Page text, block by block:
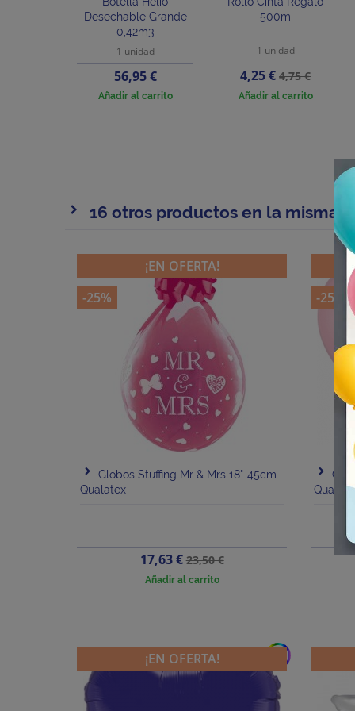
Desechable Grande
0,42m3
1 unidad
Precio
56,95 €
Añadir al carrito
500m
1 unidad
Precio
4,25 €Precio
base
4,75 €
Añadir al carrito
16 otros productos en la misma
Globos Stuffing Mr & Mrs 18"-45cm
Qualatex
Precio
17,63 €Precio
base
23,50 €
Añadir al carrito
¡EN OFERTA!
-25%
-25%
add
¡EN OFERTA!